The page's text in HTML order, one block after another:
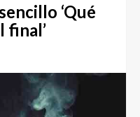
‘Qué
final’